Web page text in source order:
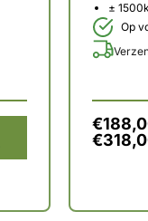
±
Op
€
€